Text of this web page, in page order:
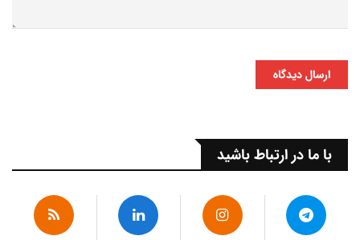
ارسال دیدگاه
با ما در ارتباط باشید